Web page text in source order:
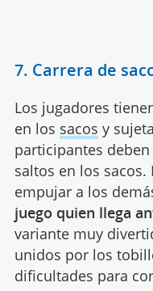
7. Carrera de
Los jugadores
en los sacos y
participantes
saltos en los
empujar a los
juego quien llega
variante muy
unidos por los
dificultades para